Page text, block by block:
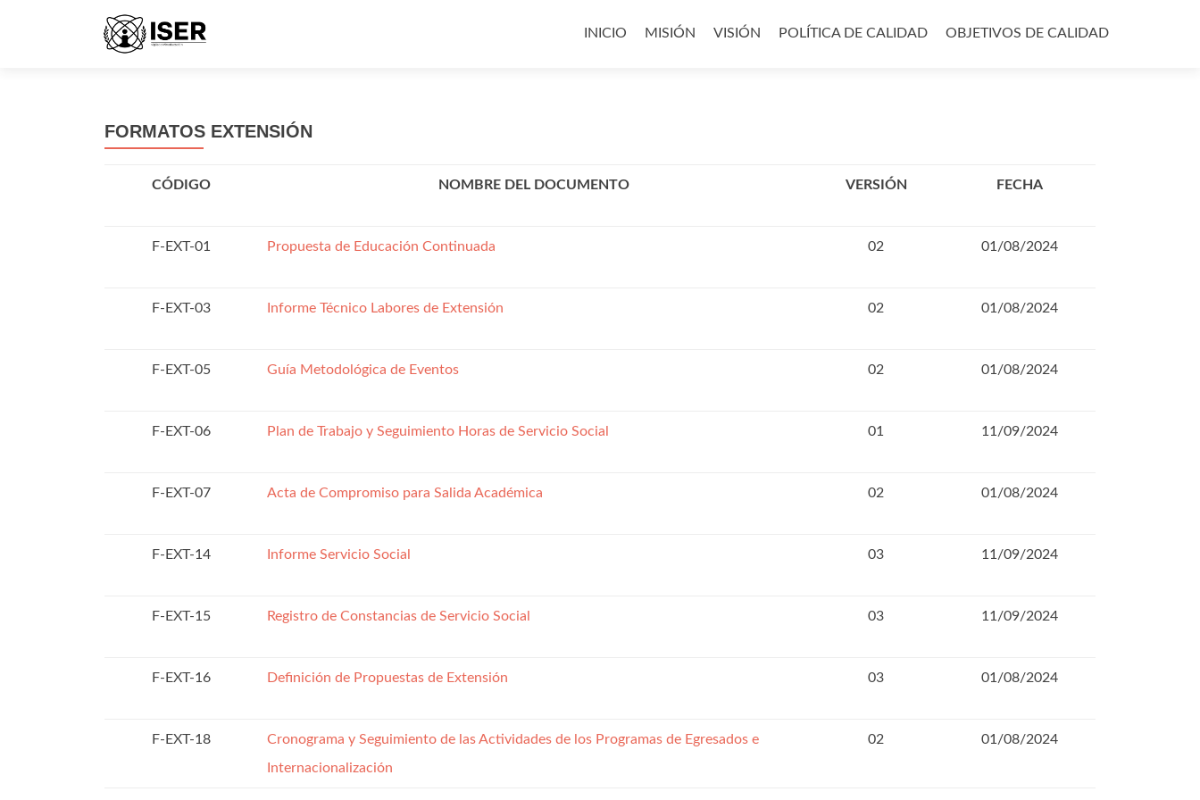
alINICIO MISIÓN VISIÓN POLÍTICA DE CALIDAD OBJETIVOS DE CALIDAD
FORMATOS EXTENSIÓN
CÓDIGO NOMBRE DEL DOCUMENTO VERSIÓN FECHA
F-EXT-01 Propuesta de Educación Continuada 02 01/08/2024
F-EXT-03 Informe Técnico Labores de Extensión 02 01/08/2024
F-EXT-05 Guía Metodológica de Eventos 02 01/08/2024
F-EXT-06 Plan de Trabajo y Seguimiento Horas de Servicio Social 01 11/09/2024
F-EXT-07 Acta de Compromiso para Salida Académica 02 01/08/2024
F-EXT-14 Informe Servicio Social 03 11/09/2024
F-EXT-15 Registro de Constancias de Servicio Social 03 11/09/2024
F-EXT-16 Definición de Propuestas de Extensión 03 01/08/2024
F-EXT-18
Cronograma y Seguimiento de las Actividades de los Programas de Egresados e
Internacionalización
02 01/08/2024